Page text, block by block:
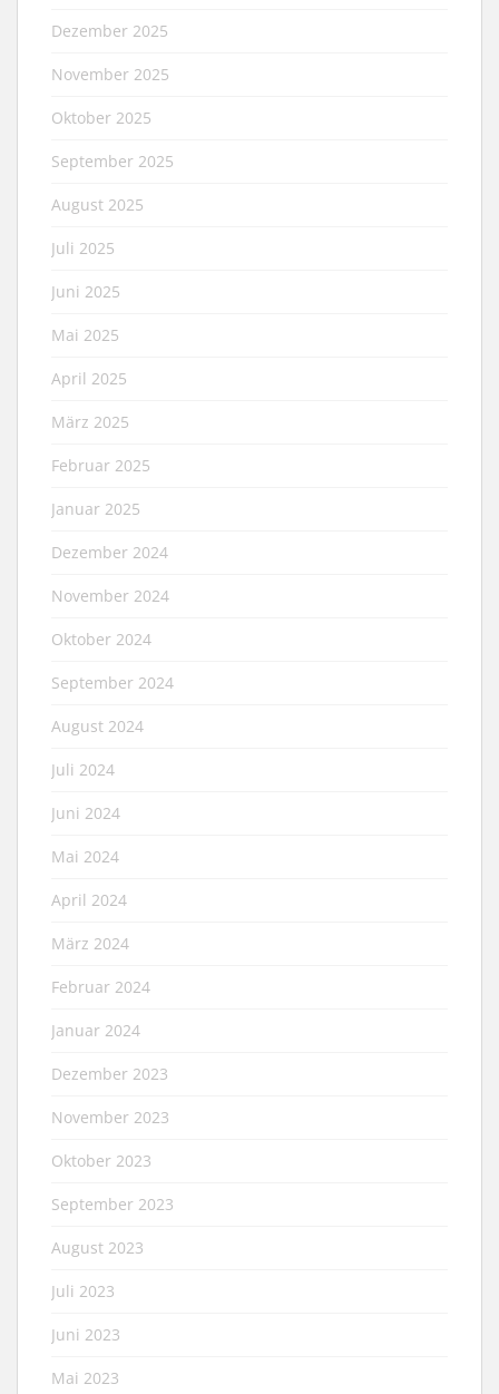
Dezember 2025
November 2025
Oktober 2025
September 2025
August 2025
Juli 2025
Juni 2025
Mai 2025
April 2025
März 2025
Februar 2025
Januar 2025
Dezember 2024
November 2024
Oktober 2024
September 2024
August 2024
Juli 2024
Juni 2024
Mai 2024
April 2024
März 2024
Februar 2024
Januar 2024
Dezember 2023
November 2023
Oktober 2023
September 2023
August 2023
Juli 2023
Juni 2023
Mai 2023